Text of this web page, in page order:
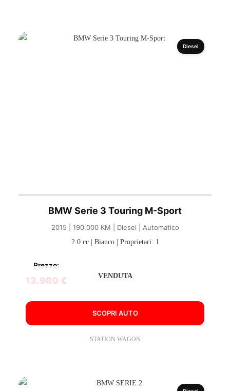
VENDUTA
Diesel
BMW Serie 3 Touring M-Sport
2015 | 190.000 KM | Diesel | Automatico
2.0 cc | Bianco | Proprietari: 1
Prezzo:
13.980 €
SCOPRI AUTO
STATION WAGON